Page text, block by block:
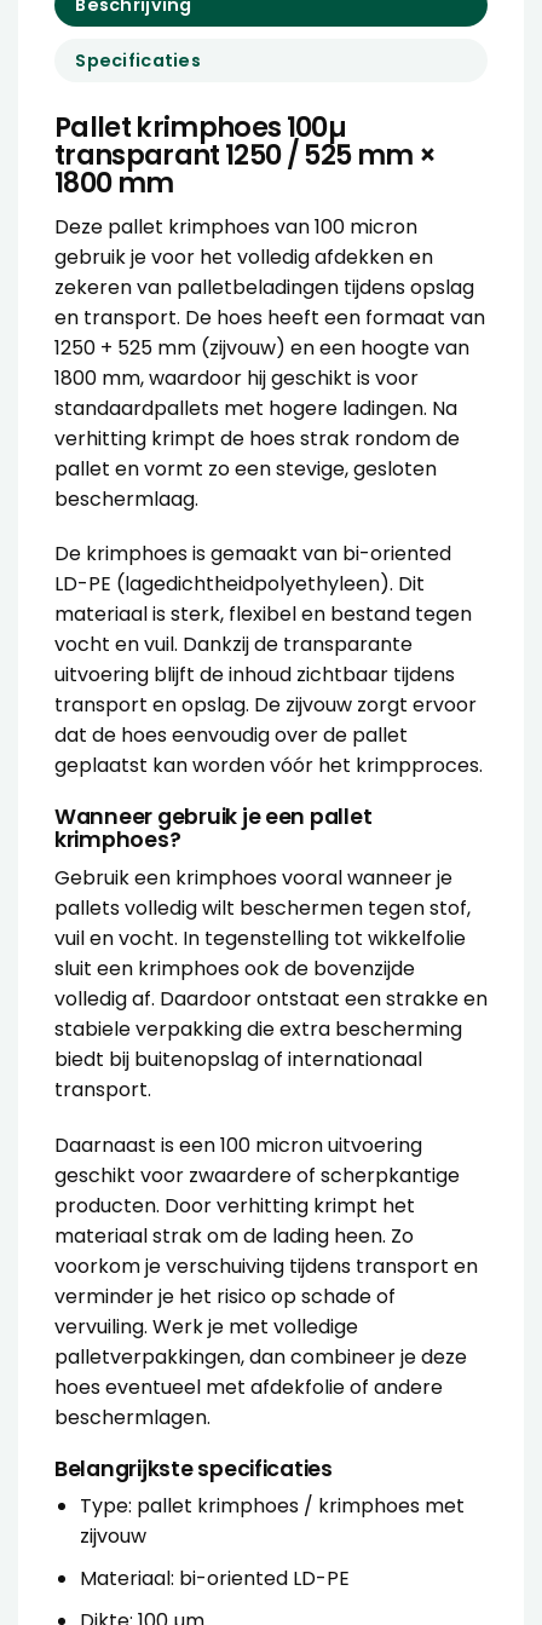
Beschrijving
Specificaties
Pallet krimphoes 100µ
transparant 1250 / 525 mm ×
1800 mm
Deze pallet krimphoes van 100 micron
gebruik je voor het volledig afdekken en
zekeren van palletbeladingen tijdens opslag
en transport. De hoes heeft een formaat van
1250 + 525 mm (zijvouw) en een hoogte van
1800 mm, waardoor hij geschikt is voor
standaardpallets met hogere ladingen. Na
verhitting krimpt de hoes strak rondom de
pallet en vormt zo een stevige, gesloten
beschermlaag.
De krimphoes is gemaakt van bi-oriented
LD-PE (lagedichtheidpolyethyleen). Dit
materiaal is sterk, flexibel en bestand tegen
vocht en vuil. Dankzij de transparante
uitvoering blijft de inhoud zichtbaar tijdens
transport en opslag. De zijvouw zorgt ervoor
dat de hoes eenvoudig over de pallet
geplaatst kan worden vóór het krimpproces.
Wanneer gebruik je een pallet
krimphoes?
Gebruik een krimphoes vooral wanneer je
pallets volledig wilt beschermen tegen stof,
vuil en vocht. In tegenstelling tot wikkelfolie
sluit een krimphoes ook de bovenzijde
volledig af. Daardoor ontstaat een strakke en
stabiele verpakking die extra bescherming
biedt bij buitenopslag of internationaal
transport.
Daarnaast is een 100 micron uitvoering
geschikt voor zwaardere of scherpkantige
producten. Door verhitting krimpt het
materiaal strak om de lading heen. Zo
voorkom je verschuiving tijdens transport en
verminder je het risico op schade of
vervuiling. Werk je met volledige
palletverpakkingen, dan combineer je deze
hoes eventueel met afdekfolieof andere
beschermlagen.
Belangrijkste specificaties
Type: pallet krimphoes / krimphoes met
zijvouw
Materiaal: bi-oriented LD-PE